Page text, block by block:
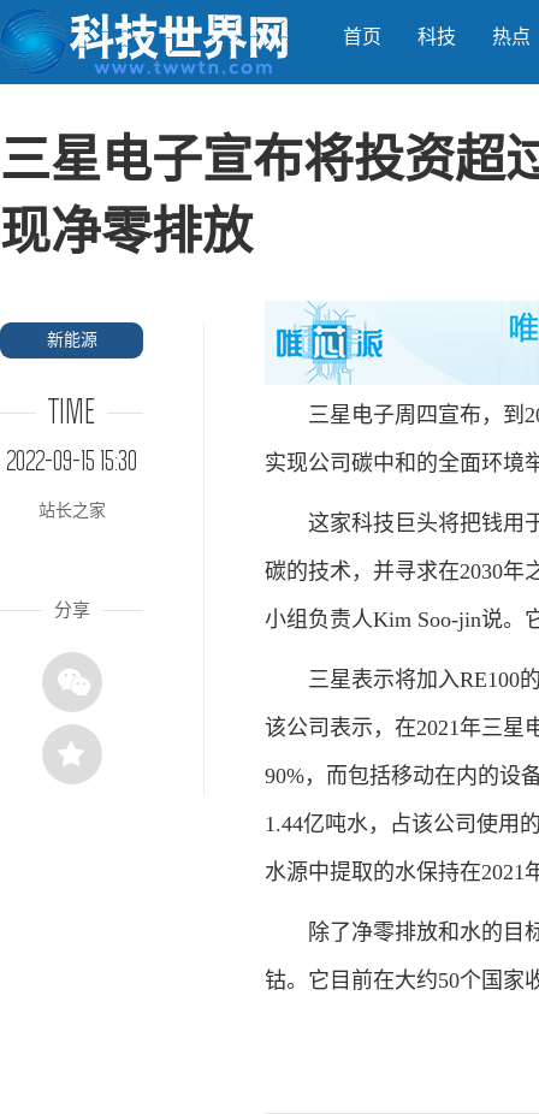
首页 科技 热点
三星电子宣布将投资超
现净零排放
新能源
TIME
2022-09-15 15:30
站长之家
分享
三星电子周四宣布，到
实现公司碳中和的全面环境
这家科技巨头将把钱用于
碳的技术，并寻求在2030年
小组负责人Kim Soo-jin说。
三星表示将加入RE100的
该公司表示，在2021年三星
90%，而包括移动在内的设
1.44亿吨水，占该公司使用
水源中提取的水保持在2021
除了净零排放和水的目标
钴。它目前在大约50个国家